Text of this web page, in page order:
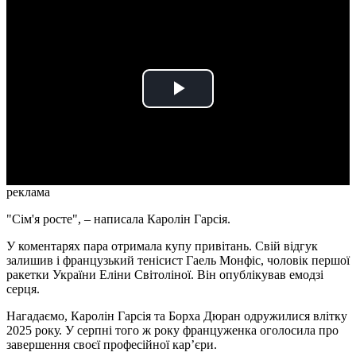
Play
реклама
"Сім'я росте", – написала Каролін Гарсія.
У коментарях пара отримала купу привітань. Свій відгук
залишив і французький тенісист Гаель Монфіс, чоловік першої
ракетки України Еліни Світоліної. Він опублікував емодзі
серця.
Нагадаємо, Каролін Гарсія та Борха Дюран одружилися влітку
2025 року. У серпні того ж року француженка оголосила про
завершення своєї професійної кар’єри.